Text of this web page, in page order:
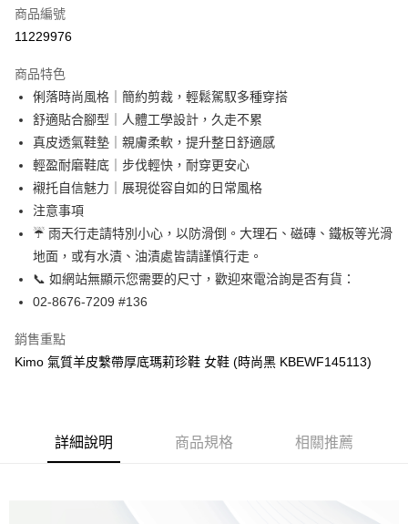
信用卡分期付款
合作金庫商業銀行
華南商業銀行
彰化商業銀行
上海商業儲蓄銀行
台北富邦商業銀行
國泰世華商業銀行
兆豐國際商業銀行
臺灣中小企業銀行
台中商業銀行
匯豐（台灣）商業銀行
華泰商業銀行
聯邦商業銀行
遠東國際商業銀行
元大商業銀行
玉山商業銀行
星展（台灣）商業銀行
台新國際商業銀行
中國信託商業銀行
台灣樂天信用卡公司
超商取貨付款
LINE Pay
Apple Pay
街口支付
Google Pay
【關於「AFTEE先享後付」】
便利好安心！
【「AFTEE先享後付」結帳流程】
１．於結帳方式選擇「AFTEE先享後付」後，將跳轉至「AFTEE先享後付」
３．收到繳費通知簡訊後14天內，點擊此簡訊中的連結，可透過四大超商／
ATM付款
商品編號
11229976
商品特色
俐落時尚風格｜簡約剪裁，輕鬆駕馭多種穿搭
舒適貼合腳型｜人體工學設計，久走不累
真皮透氣鞋墊｜親膚柔軟，提升整日舒適感
輕盈耐磨鞋底｜步伐輕快，耐穿更安心
襯托自信魅力｜展現從容自如的日常風格
注意事項
☔ 雨天行走請特別小心，以防滑倒。大理石、磁磚、鐵板等光滑
地面，或有水漬、油漬處皆請謹慎行走。
📞 如網站無顯示您需要的尺寸，歡迎來電洽詢是否有貨：
02-8676-7209 #136
銷售重點
Kimo 氣質羊皮繫帶厚底瑪莉珍鞋 女鞋 (時尚黑 KBEWF145113)
詳細說明 商品規格 相關推薦